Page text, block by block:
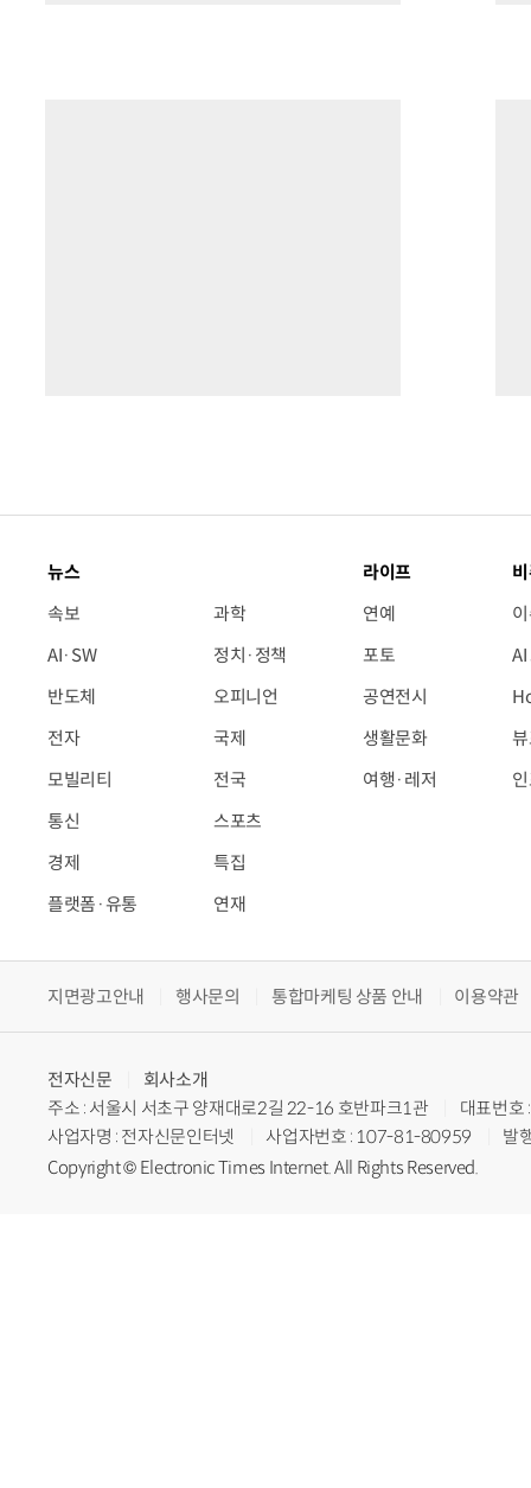
뉴스
속보
AI·SW
반도체
전자
모빌리티
통신
경제
플랫폼·유통
과학
정치·정책
오피니언
국제
전국
스포츠
특집
연재
라이프
연예
포토
공연전시
생활문화
여행·레저
지면광고안내 행사문의 통합마케팅 상품 안내 이용약관
전자신문
회사소개
주소 : 서울시 서초구 양재대로2길 22-16 호반파크1관
대표번
사업자명 : 전자신문인터넷
사업자번호 : 107-81-80959
발
Copyright © Electronic Times Internet. All Rights Reserved.